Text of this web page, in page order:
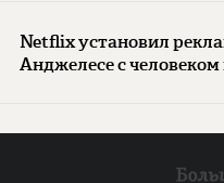
Netflix установил
Анджелесе с